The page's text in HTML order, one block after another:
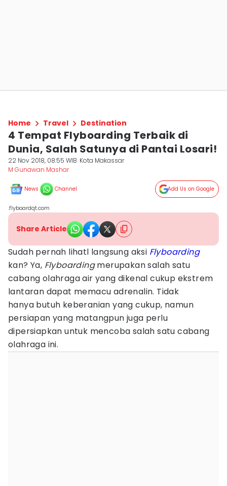
Home Travel Destination
4 Tempat Flyboarding Terbaik di
Dunia, Salah Satunya di Pantai Losari!
22 Nov 2018, 08:55 WIB Kota Makassar
M Gunawan Mashar
News Channel Add Us on Google
.flyboardqt.com
Share Article
Sudah pernah lihatl langsung aksi Flyboarding
kan? Ya, Flyboardingmerupakan salah satu
cabang olahraga air yang dikenal cukup ekstrem
lantaran dapat memacu adrenalin. Tidak
hanya butuh keberanian yang cukup, namun
persiapan yang matangpun juga perlu
dipersiapkan untuk mencoba salah satu cabang
olahraga ini.